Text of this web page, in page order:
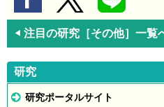
◀ 注目の研究［その他］一覧
研究
研究ポータルサイト